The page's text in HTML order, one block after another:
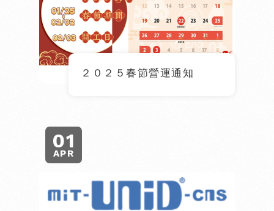
２０２５春節營運通知
01
APR